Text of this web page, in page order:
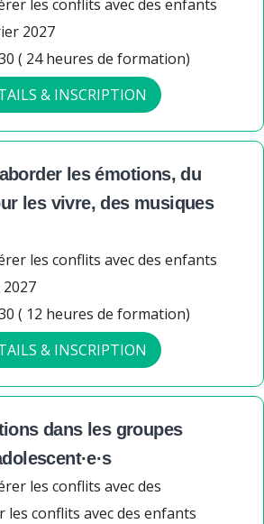
les conflits avec des enfants
2027
( 24 heures de formation)
& INSCRIPTION
les émotions, du
les vivre, des musiques
les conflits avec des enfants
( 12 heures de formation)
& INSCRIPTION
dans les groupes
les conflits avec des
les conflits avec des enfants